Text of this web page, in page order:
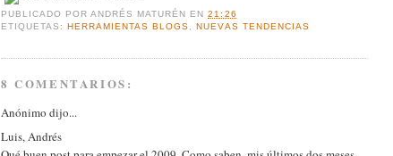
PUBLICADO PORANDRÉS MATURÉN EN21:26
ETIQUETAS: HERRAMIENTAS BLOGS, NUEVAS TENDENCIAS
8 COMENTARIOS:
Anónimo dijo...
Luis, Andrés